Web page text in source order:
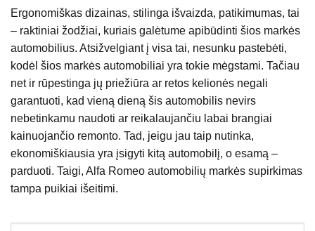
Ergonomiškas dizainas, stilinga išvaizda, patikimumas, tai
– raktiniai žodžiai, kuriais galėtume apibūdinti šios markės
automobilius. Atsižvelgiant į visa tai, nesunku pastebėti,
kodėl šios markės automobiliai yra tokie mėgstami. Tačiau
net ir rūpestinga jų priežiūra ar retos kelionės negali
garantuoti, kad vieną dieną šis automobilis nevirs
nebetinkamu naudoti ar reikalaujančiu labai brangiai
kainuojančio remonto. Tad, jeigu jau taip nutinka,
ekonomiškiausia yra įsigyti kitą automobilį, o esamą –
parduoti. Taigi, Alfa Romeo automobilių markės supirkimas
tampa puikiai išeitimi.